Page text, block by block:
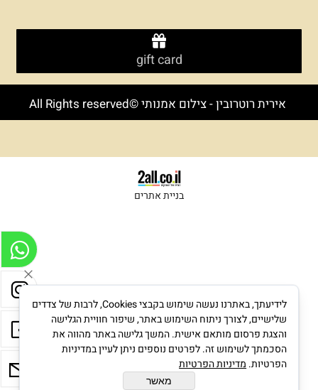
gift card
אירית רוטרובין - צילום אמנותי ©All Rights reserved
בניית אתרים
לידיעתך, באתרנו נעשה שימוש בקבצי Cookies, לרבות של צדדים
שלישיים, לצורך ניתוח השימוש באתר, שיפור חוויית הגלישה
והצגת פרסום מותאם אישית. המשך גלישה באתר מהווה את
הסכמתך לשימוש זה. לפרטים נוספים ניתן לעיין במדיניות
הפרטיות. מדיניות הפרטיות
מאשר